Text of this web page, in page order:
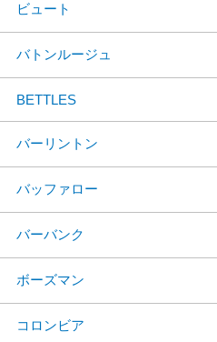
ビュート
バトンルージュ
BETTLES
バーリントン
バッファロー
バーバンク
ボーズマン
コロンビア